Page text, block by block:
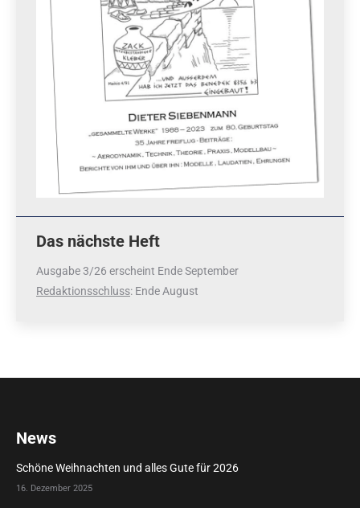
Das nächste Heft
Ausgabe 3/26 erscheint Ende September
Redaktionsschluss: Ende August
News
Schöne Weihnachten und alles Gute für 2026
16. Dezember 2025